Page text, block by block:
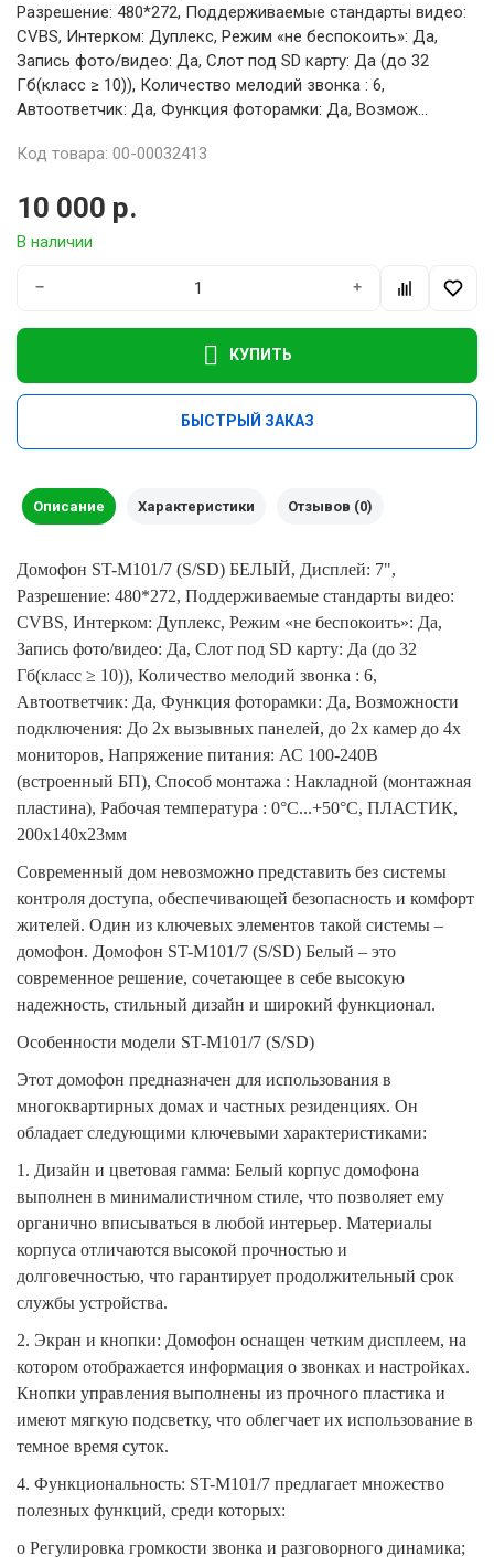
Разрешение: 480*272, Поддерживаемые стандарты видео:
CVBS, Интерком: Дуплекс, Режим «не беспокоить»: Да,
Запись фото/видео: Да, Слот под SD карту: Да (до 32
Гб(класс ≥ 10)), Количество мелодий звонка : 6,
Автоответчик: Да, Функция фоторамки: Да, Возмож...
Код товара: 00-00032413
10 000 р.
В наличии
− +
КУПИТЬ
БЫСТРЫЙ ЗАКАЗ
Описание Характеристики Отзывов (0)
Домофон ST-M101/7 (S/SD) БЕЛЫЙ, Дисплей: 7",
Разрешение: 480*272, Поддерживаемые стандарты видео:
CVBS, Интерком: Дуплекс, Режим «не беспокоить»: Да,
Запись фото/видео: Да, Слот под SD карту: Да (до 32
Гб(класс ≥ 10)), Количество мелодий звонка : 6,
Автоответчик: Да, Функция фоторамки: Да, Возможности
подключения: До 2х вызывных панелей, до 2х камер до 4х
мониторов, Напряжение питания: АС 100-240В
(встроенный БП), Способ монтажа : Накладной (монтажная
пластина), Рабочая температура : 0°С...+50°С, ПЛАСТИК,
200х140х23мм
Современный дом невозможно представить без системы
контроля доступа, обеспечивающей безопасность и комфорт
жителей. Один из ключевых элементов такой системы –
домофон. Домофон ST-M101/7 (S/SD) Белый – это
современное решение, сочетающее в себе высокую
надежность, стильный дизайн и широкий функционал.
Особенности модели ST-M101/7 (S/SD)
Этот домофон предназначен для использования в
многоквартирных домах и частных резиденциях. Он
обладает следующими ключевыми характеристиками:
1. Дизайн и цветовая гамма: Белый корпус домофона
выполнен в минималистичном стиле, что позволяет ему
органично вписываться в любой интерьер. Материалы
корпуса отличаются высокой прочностью и
долговечностью, что гарантирует продолжительный срок
службы устройства.
2. Экран и кнопки: Домофон оснащен четким дисплеем, на
котором отображается информация о звонках и настройках.
Кнопки управления выполнены из прочного пластика и
имеют мягкую подсветку, что облегчает их использование в
темное время суток.
4. Функциональность: ST-M101/7 предлагает множество
полезных функций, среди которых:
o Регулировка громкости звонка и разговорного динамика;